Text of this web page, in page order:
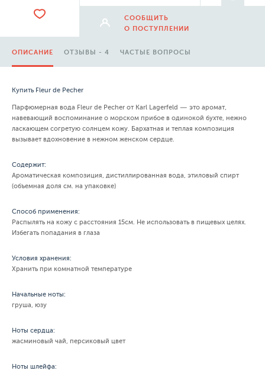
СООБЩИТЬ
О ПОСТУПЛЕНИИ
ОПИСАНИЕ ОТЗЫВЫ - 4 ЧАСТЫЕ ВОПРОСЫ
Купить Fleur de Pecher
Парфюмерная вода Fleur de Pecher от Karl Lagerfeld — это аромат,
навевающий воспоминание о морском прибое в одинокой бухте, нежно
ласкающем согретую солнцем кожу. Бархатная и теплая композиция
вызывает вдохновение в нежном женском сердце.
Содержит:
Ароматическая композиция, дистиллированная вода, этиловый спирт
(объемная доля см. на упаковке)
Способ применения:
Распылять на кожу с расстояния 15см. Не использовать в пищевых целях.
Избегать попадания в глаза
Условия хранения:
Хранить при комнатной температуре
Начальные ноты:
груша, юзу
Ноты сердца:
жасминовый чай, персиковый цвет
Ноты шлейфа: